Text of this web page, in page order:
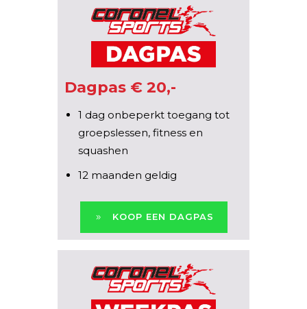
Dagpas € 20,-
1 dag onbeperkt toegang tot
groepslessen, fitness en
squashen
12 maanden geldig
KOOP EEN DAGPAS